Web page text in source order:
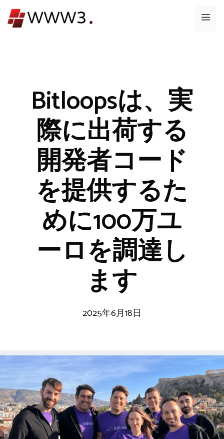
ン
メ
Bitloopsは、実
際に出荷する
開発者コード
を提供するた
めに100万ユ
ーロを調達し
ます
2025年6月18日